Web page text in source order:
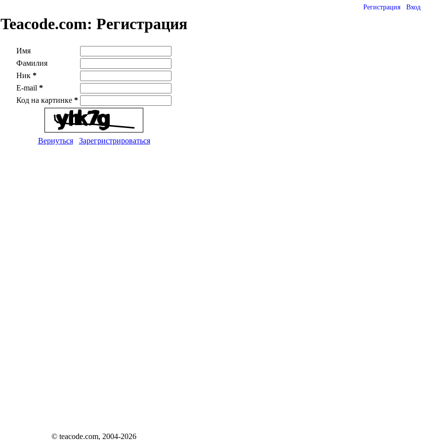
Регистрация Вход
Teacode.com: Регистрация
Имя
Фамилия
Ник *
E-mail *
Код на картинке *
Вернуться Зарегристрироваться
© teacode.com, 2004-2026